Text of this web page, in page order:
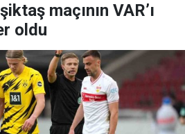
maçının VAR’ı
oldu